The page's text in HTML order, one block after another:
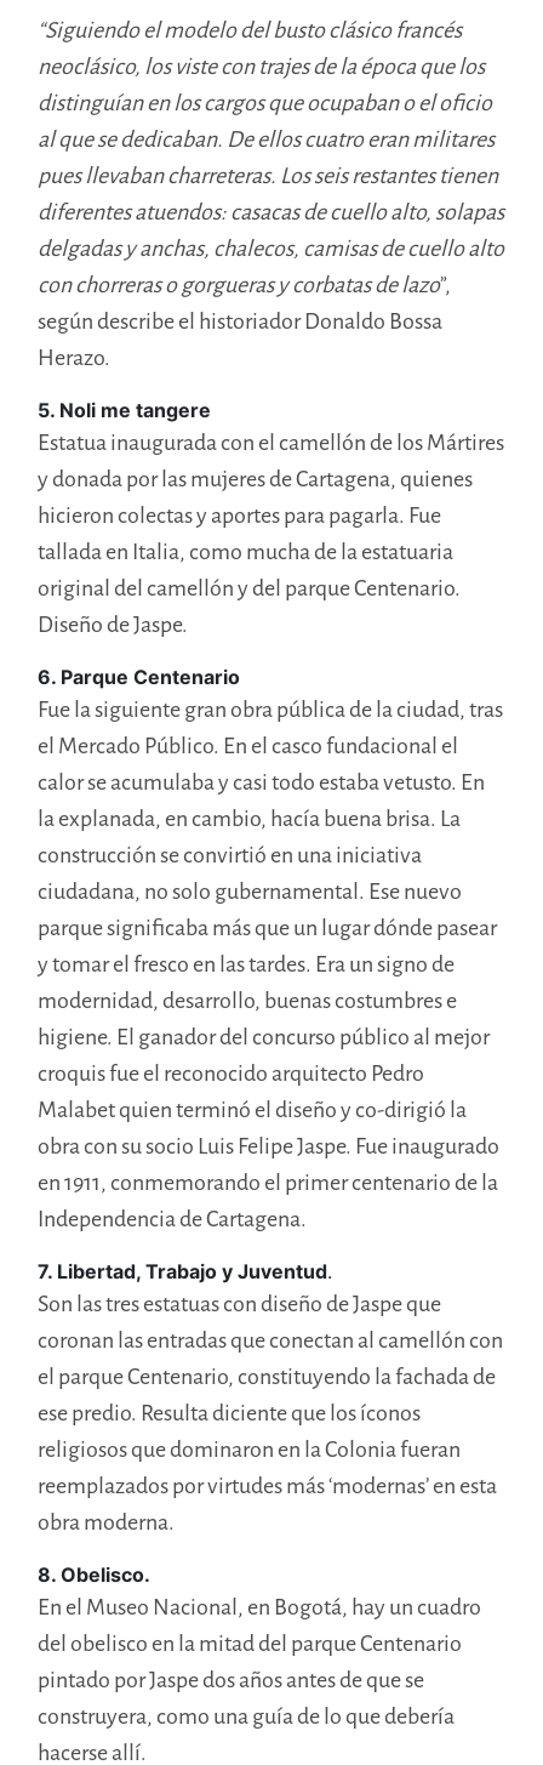
“Siguiendo el modelo del busto clásico francés
neoclásico, los viste con trajes de la época que los
distinguían en los cargos que ocupaban o el oficio
al que se dedicaban. De ellos cuatro eran militares
pues llevaban charreteras. Los seis restantes tienen
diferentes atuendos: casacas de cuello alto, solapas
delgadas y anchas, chalecos, camisas de cuello alto
con chorreras o gorgueras y corbatas de lazo”,
según describe el historiador Donaldo Bossa
Herazo.
5. Noli me tangere
Estatua inaugurada con el camellón de los Mártires
y donada por las mujeres de Cartagena, quienes
hicieron colectas y aportes para pagarla. Fue
tallada en Italia, como mucha de la estatuaria
original del camellón y del parque Centenario.
Diseño de Jaspe.
6. Parque Centenario
Fue la siguiente gran obra pública de la ciudad, tras
el Mercado Público. En el casco fundacional el
calor se acumulaba y casi todo estaba vetusto. En
la explanada, en cambio, hacía buena brisa. La
construcción se convirtió en una iniciativa
ciudadana, no solo gubernamental. Ese nuevo
parque significaba más que un lugar dónde pasear
y tomar el fresco en las tardes. Era un signo de
modernidad, desarrollo, buenas costumbres e
higiene. El ganador del concurso público al mejor
croquis fue el reconocido arquitecto Pedro
Malabet quien terminó el diseño y co-dirigió la
obra con su socio Luis Felipe Jaspe. Fue inaugurado
en 1911, conmemorando el primer centenario de la
Independencia de Cartagena.
7. Libertad, Trabajo y Juventud.
Son las tres estatuas con diseño de Jaspe que
coronan las entradas que conectan al camellón con
el parque Centenario, constituyendo la fachada de
ese predio. Resulta diciente que los íconos
religiosos que dominaron en la Colonia fueran
reemplazados por virtudes más ‘modernas’ en esta
obra moderna.
8. Obelisco.
En el Museo Nacional, en Bogotá, hay un cuadro
del obelisco en la mitad del parque Centenario
pintado por Jaspe dos años antes de que se
construyera, como una guía de lo que debería
hacerse allí.